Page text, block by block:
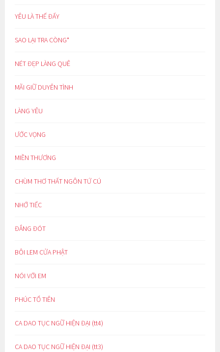
YÊU LÀ THẾ ĐẤY
SAO LẠI TRA CÒNG*
NÉT ĐẸP LÀNG QUÊ
MÃI GIỮ DUYÊN TÌNH
LÀNG YÊU
ƯỚC VỌNG
MIỀN THƯƠNG
CHÙM THƠ THẤT NGÔN TỨ CÚ
NHỚ TIẾC
ĐẮNG ĐÓT
BÔI LEM CỬA PHẬT
NÓI VỚI EM
PHÚC TỔ TIÊN
CA DAO TỤC NGỮ HIỆN ĐẠI (tt4)
CA DAO TỤC NGỮ HIỆN ĐẠI (tt3)